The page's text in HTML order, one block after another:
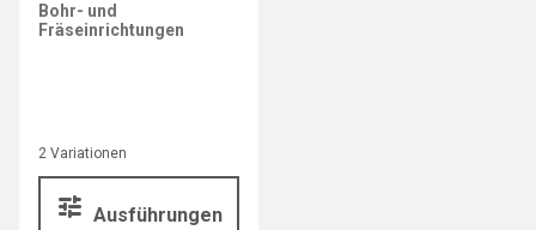
2 Variationen
Ausführungen
Bohr- und
Fräseinrichtungen